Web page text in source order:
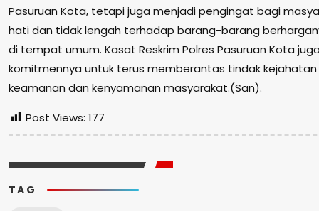
Pasuruan Kota, tetapi juga menjadi pengingat bagi
hati dan tidak lengah terhadap barang-barang
di tempat umum. Kasat Reskrim Polres Pasuruan Kota
komitmennya untuk terus memberantas tindak
keamanan dan kenyamanan masyarakat.(San).
Post Views: 177
TAG